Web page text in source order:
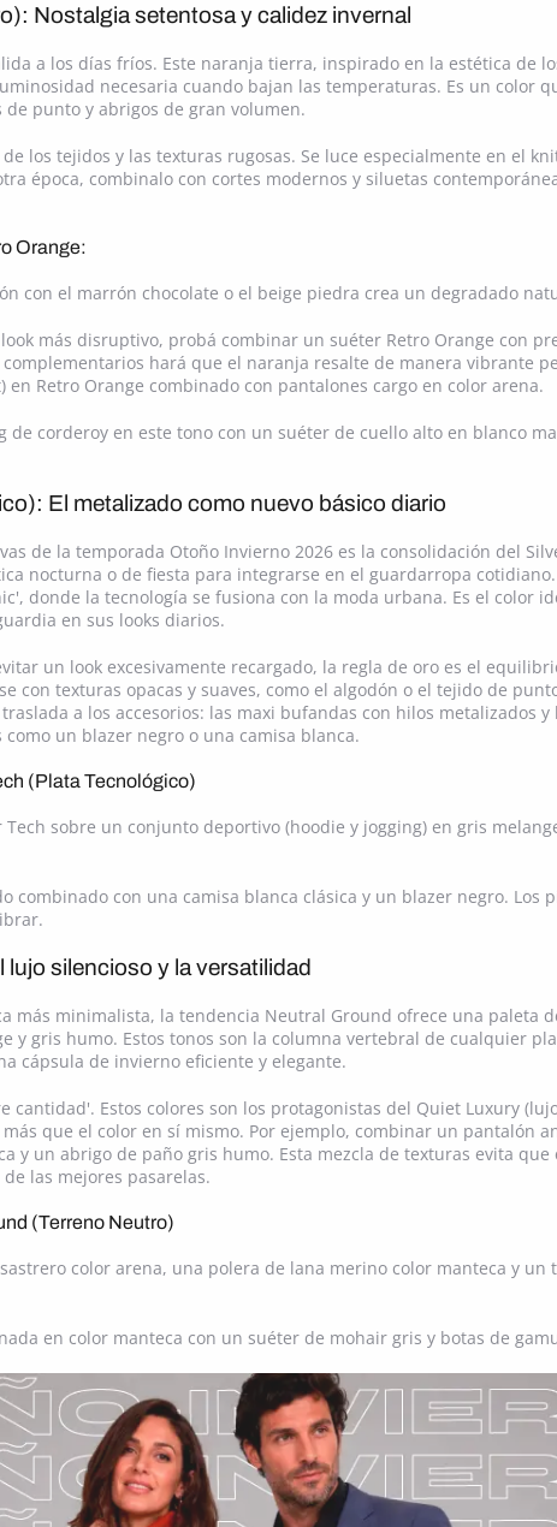
Nostalgia setentosa y calidez invernal
a los días fríos. Este naranja tierra, inspirado en la estética de
necesaria cuando bajan las temperaturas. Es un color
punto y abrigos de gran volumen.
los tejidos y las texturas rugosas. Se luce especialmente en el
época, combinalo con cortes modernos y siluetas
Orange:
con el marrón chocolate o el beige piedra crea un degradado
más disruptivo, probá combinar un suéter Retro Orange con
hará que el naranja resalte de manera vibrante
en Retro Orange combinado con pantalones cargo en color arena.
de corderoy en este tono con un suéter de cuello alto en blanco
El metalizado como nuevo básico diario
de la temporada Otoño Invierno 2026 es la consolidación del
nocturna o de fiesta para integrarse en el guardarropa
donde la tecnología se fusiona con la moda urbana. Es el color
en sus looks diarios.
un look excesivamente recargado, la regla de oro es el
con texturas opacas y suaves, como el algodón o el tejido de
a los accesorios: las maxi bufandas con hilos metalizados
un blazer negro o una camisa blanca.
(Plata Tecnológico)
sobre un conjunto deportivo (hoodie y jogging) en gris
combinado con una camisa blanca clásica y un blazer negro. Los
lujo silencioso y la versatilidad
más minimalista, la tendencia Neutral Ground ofrece una paleta
y gris humo. Estos tonos son la columna vertebral de cualquier
cápsula de invierno eficiente y elegante.
cantidad'. Estos colores son los protagonistas del Quiet Luxury
que el color en sí mismo. Por ejemplo, combinar un pantalón
y un abrigo de paño gris humo. Esta mezcla de texturas evita que
las mejores pasarelas.
(Terreno Neutro)
color arena, una polera de lana merino color manteca y un
en color manteca con un suéter de mohair gris y botas de